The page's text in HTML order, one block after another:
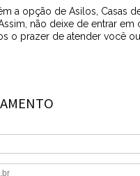
a opção de Asilos, Casas
não deixe de entrar em
o prazer de atender você